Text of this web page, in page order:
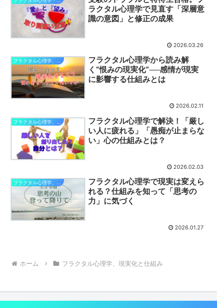
ラクタル心理学で見直す「深層意
識の意図」と修正の成果
2026.03.26
フラクタル心理学、現実化と仕組み
フラクタル心理学から読み解
く“恨みの現実化”──感情が現実
に影響する仕組みとは
2026.02.11
フラクタル心理学で解決！「厳し
い人に疲れる」「愚痴が止まらな
い」心の仕組みとは？
2026.02.03
フラクタル心理学で現実は変えら
れる？仕組みを知って「思考の
力」に気づく
2026.01.27
ホーム フラクタル心理学、現実化と仕組み